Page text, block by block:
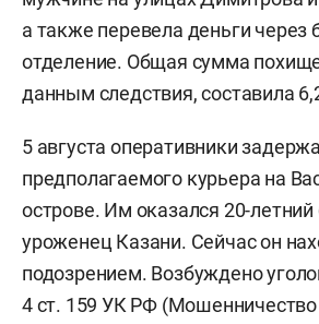
а также перевела деньги через
отделение. Общая сумма
данным следствия, составила
5 августа оперативники
предполагаемого курьера на
острове. Им оказался 20-
уроженец Казани. Сейчас он
подозрением. Возбуждено
4 ст. 159 УК РФ (Мошенничество